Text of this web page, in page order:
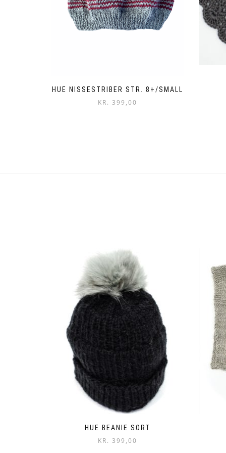
HUE NISSESTRIBER STR. 8+/SMALL
KR. 399,00
HUE BEANIE SORT
KR. 399,00